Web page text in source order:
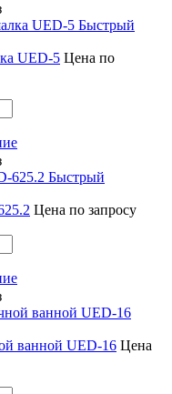
Быстрый
UED-5 Цена по
Быстрый
Цена по запросу
ванной UED-16 Цена